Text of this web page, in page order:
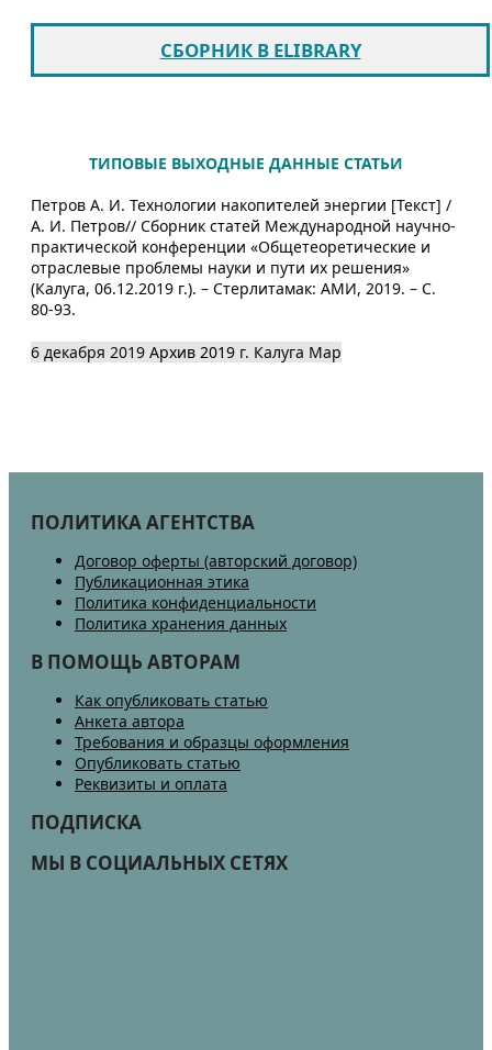
СБОРНИК В ELIBRARY
ТИПОВЫЕ ВЫХОДНЫЕ ДАННЫЕ СТАТЬИ
Петров А. И. Технологии накопителей энергии [Текст] /
А. И. Петров// Сборник статей Международной научно-
практической конференции «Общетеоретические и
отраслевые проблемы науки и пути их решения»
(Калуга, 06.12.2019 г.). – Стерлитамак: АМИ, 2019. – С.
80-93.
6 декабря 2019 Архив 2019 г. Калуга Map
ПОЛИТИКА АГЕНТСТВА
Договор оферты (авторский договор)
Публикационная этика
Политика конфиденциальности
Политика хранения данных
В ПОМОЩЬ АВТОРАМ
Как опубликовать статью
Анкета автора
Требования и образцы оформления
Опубликовать статью
Реквизиты и оплата
ПОДПИСКА
МЫ В СОЦИАЛЬНЫХ СЕТЯХ